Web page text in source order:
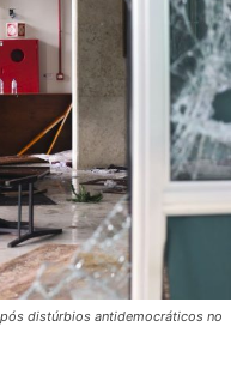
distúrbios antidemocráticos no